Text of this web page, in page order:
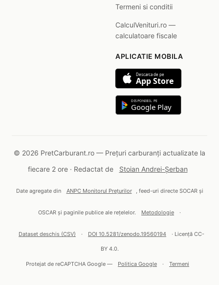
Termeni si conditii
CalculVenituri.ro —
calculatoare fiscale
APLICATIE MOBILA
Descarca de pe
App Store
DISPONIBIL PE
Google Play
© 2026 PretCarburant.ro — Prețuri carburanți actualizate la
fiecare 2 ore · Redactat de
Stoian Andrei-Șerban
Date agregate din ANPC Monitorul Prețurilor , feed-uri directe SOCAR și
OSCAR și paginile publice ale rețelelor. Metodologie ·
Dataset deschis (CSV) · DOI 10.5281/zenodo.19560194 · Licență CC-
BY 4.0.
Protejat de reCAPTCHA Google — Politica Google · Termeni